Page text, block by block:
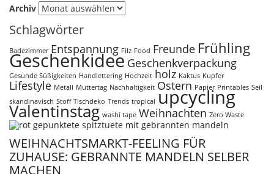
Archiv
Schlagwörter
Badezimmer Entspannung Filz Food Freunde Frühling
Geschenkidee Geschenkverpackung
Gesunde Süßigkeiten Handlettering Hochzeit holz Kaktus Kupfer
Lifestyle Metall Muttertag Nachhaltigkeit Ostern Papier Printables Seil
skandinavisch Stoff Tischdeko Trends tropical upcycling
Valentinstag washi tape Weihnachten Zero Waste
WEIHNACHTSMARKT-FEELING FÜR
ZUHAUSE: GEBRANNTE MANDELN SELBER
MACHEN